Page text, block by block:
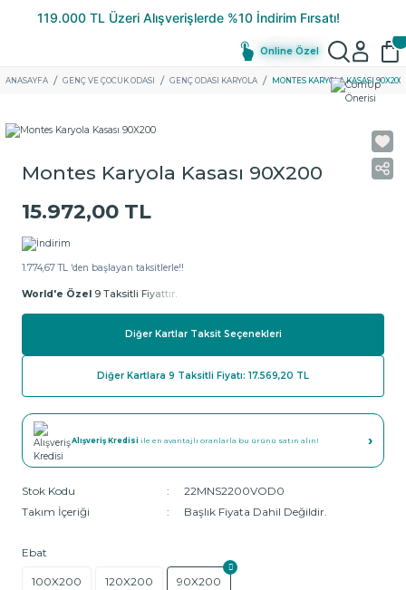
Online Özel
ANASAYFA GENÇ VE ÇOCUK ODASI GENÇ ODASI KARYOLA MONTES KARYOLA KASASI 90X200
Montes Karyola Kasası 90X200
15.972,00 TL
1.774,67 TL ‘den başlayan taksitlerle!!
World'e Özel 9 Taksitli Fiyattır.
Diğer Kartlar Taksit Seçenekleri
Diğer Kartlara 9 Taksitli Fiyatı: 17.569,20 TL
Alışveriş Kredisi ile en avantajlı oranlarla bu ürünü satın alın! ›
Stok Kodu
22MNS2200VOD0
Takım İçeriği
Başlık Fiyata Dahil Değildir.
Ebat
100X200 120X200 90X200